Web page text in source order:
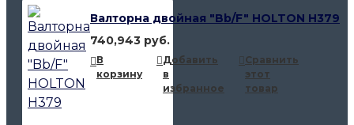
Валторна двойная "Bb/F" HOLTON H379
740,943 руб.
В
корзину
Добавить
в
избранное
Сравнить
этот
товар